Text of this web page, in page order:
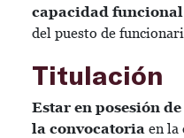
capacidad funcional
del puesto de
Titulación
Estar en posesión
la convocatoria en la